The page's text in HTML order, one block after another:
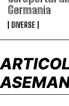
Germania
DIVERSE